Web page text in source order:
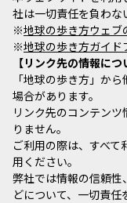
社は一切責任を負わな
※地球の歩き方ウェ
※地球の歩き方ガイ
リンク先の情報につ
「地球の歩き方」か
場合があります。
リンク先のコンテン
りません。
ご利用の際は、すべ
用ください。
弊社では情報の信頼性
どについて、一切責任